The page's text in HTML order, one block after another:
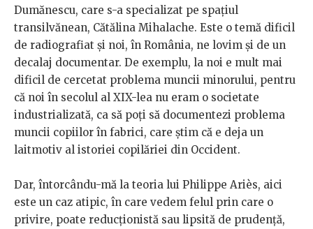
Dumănescu, care s-a specializat pe spațiul
transilvănean, Cătălina Mihalache. Este o temă dificil
de radiografiat și noi, în România, ne lovim și de un
decalaj documentar. De exemplu, la noi e mult mai
dificil de cercetat problema muncii minorului, pentru
că noi în secolul al XIX-lea nu eram o societate
industrializată, ca să poți să documentezi problema
muncii copiilor în fabrici, care știm că e deja un
laitmotiv al istoriei copilăriei din Occident.
Dar, întorcându-mă la teoria lui Philippe Ariès, aici
este un caz atipic, în care vedem felul prin care o
privire, poate reducționistă sau lipsită de prudență,